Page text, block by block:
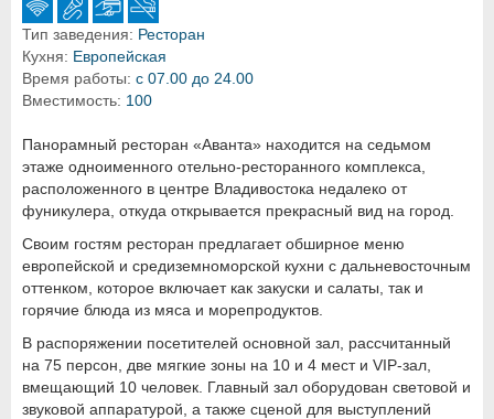
Тип заведения: Ресторан
Кухня: Европейская
Время работы: с 07.00 до 24.00
Вместимость: 100
Панорамный ресторан «Аванта» находится на седьмом
этаже одноименного отельно-ресторанного комплекса,
расположенного в центре Владивостока недалеко от
фуникулера, откуда открывается прекрасный вид на город.
Своим гостям ресторан предлагает обширное меню
европейской и средиземноморской кухни с дальневосточным
оттенком, которое включает как закуски и салаты, так и
горячие блюда из мяса и морепродуктов.
В распоряжении посетителей основной зал, рассчитанный
на 75 персон, две мягкие зоны на 10 и 4 мест и VIP-зал,
вмещающий 10 человек. Главный зал оборудован световой и
звуковой аппаратурой, а также сценой для выступлений